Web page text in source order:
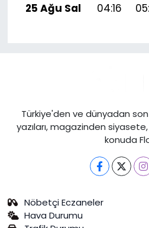
25 Ağu Sal
04:16
Türkiye'den ve dünyadan
yazıları, magazinden
konuda
Nöbetçi Eczaneler
Hava Durumu